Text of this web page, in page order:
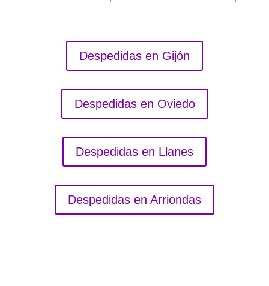
Despedidas en Gijón
Despedidas en Oviedo
Despedidas en Llanes
Despedidas en Arriondas